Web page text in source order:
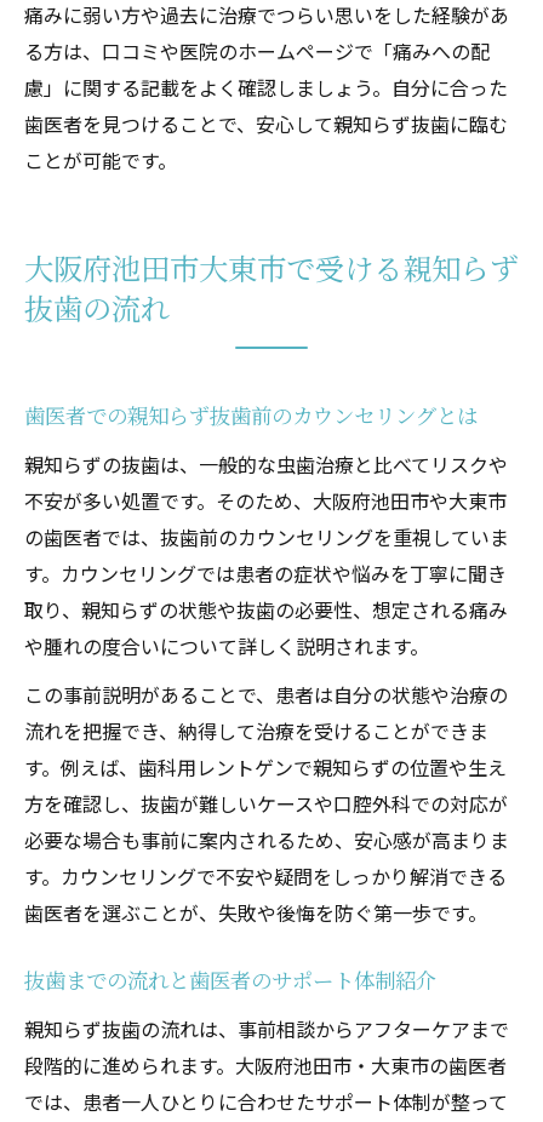
痛みに弱い方や過去に治療でつらい思いをした経験があ
る方は、口コミや医院のホームページで「痛みへの配
慮」に関する記載をよく確認しましょう。自分に合った
歯医者を見つけることで、安心して親知らず抜歯に臨む
ことが可能です。
大阪府池田市大東市で受ける親知らず
抜歯の流れ
歯医者での親知らず抜歯前のカウンセリングとは
親知らずの抜歯は、一般的な虫歯治療と比べてリスクや
不安が多い処置です。そのため、大阪府池田市や大東市
の歯医者では、抜歯前のカウンセリングを重視していま
す。カウンセリングでは患者の症状や悩みを丁寧に聞き
取り、親知らずの状態や抜歯の必要性、想定される痛み
や腫れの度合いについて詳しく説明されます。
この事前説明があることで、患者は自分の状態や治療の
流れを把握でき、納得して治療を受けることができま
す。例えば、歯科用レントゲンで親知らずの位置や生え
方を確認し、抜歯が難しいケースや口腔外科での対応が
必要な場合も事前に案内されるため、安心感が高まりま
す。カウンセリングで不安や疑問をしっかり解消できる
歯医者を選ぶことが、失敗や後悔を防ぐ第一歩です。
抜歯までの流れと歯医者のサポート体制紹介
親知らず抜歯の流れは、事前相談からアフターケアまで
段階的に進められます。大阪府池田市・大東市の歯医者
では、患者一人ひとりに合わせたサポート体制が整って